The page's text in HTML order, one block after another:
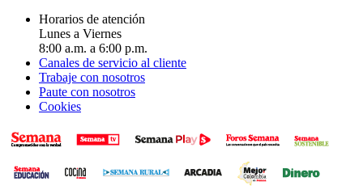
Horarios de atención
Lunes a Viernes
8:00 a.m. a 6:00 p.m.
Canales de servicio al cliente
Trabaje con nosotros
Paute con nosotros
Cookies